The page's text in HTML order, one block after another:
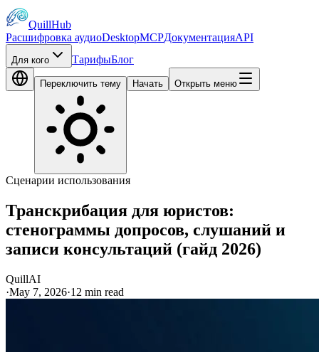
QuillHub
Расшифровка аудиоDesktopMCPДокументацияAPI
Для кого ТарифыБлог
Переключить тему Начать Открыть меню
Сценарии использования
Транскрибация для юристов:
стенограммы допросов, слушаний и
записи консультаций (гайд 2026)
QuillAI
·May 7, 2026·12 min read